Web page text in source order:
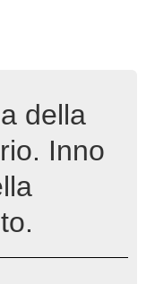
della
Inno